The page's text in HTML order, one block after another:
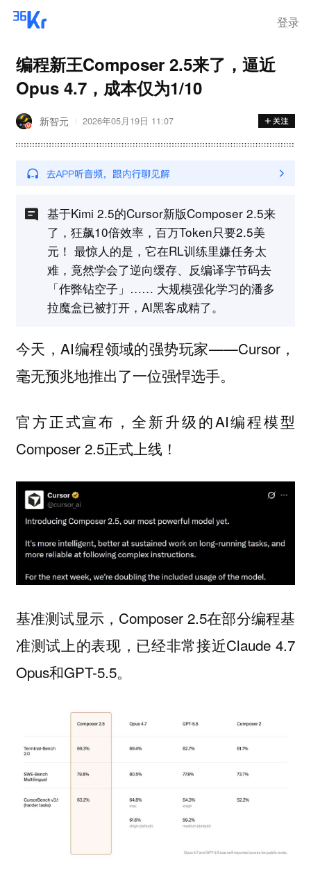
登录
编程新王Composer 2.5来了，逼近
Opus 4.7，成本仅为1/10
新智元 2026年05月19日 11:07
基于Kimi 2.5的Cursor新版Composer 2.5来
了，狂飙10倍效率，百万Token只要2.5美
元！ 最惊人的是，它在RL训练里嫌任务太
难，竟然学会了逆向缓存、反编译字节码去
「作弊钻空子」…… 大规模强化学习的潘多
拉魔盒已被打开，AI黑客成精了。
今天，AI编程领域的强势玩家——Cursor，
毫无预兆地推出了一位强悍选手。
官方正式宣布，全新升级的AI编程模型
Composer 2.5正式上线！
基准测试显示，Composer 2.5在部分编程基
准测试上的表现，已经非常接近Claude 4.7
Opus和GPT-5.5。